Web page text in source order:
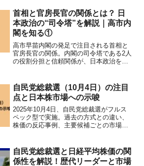
首相と官房長官の関係とは？ 日
本政治の“司令塔”を解説｜高市内
閣を知る①
高市早苗内閣の発足で注目される首相と
官房長官の関係。内閣の司令塔である2人
の役割分担と信頼関係が、日本政治をど
自民党総裁選（10月4日）の注目
点と日本株市場への示唆
2025年10月4日、自民党総裁選がフルス
ペック型で実施。過去の方式との違い、
株価の反応事例、主要候補ごとの市場シ
自民党総裁選と日経平均株価の関
係性を解説！歴代リーダーと市場